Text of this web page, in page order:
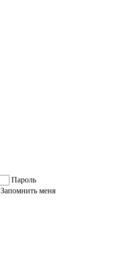
Пароль
Запомнить меня